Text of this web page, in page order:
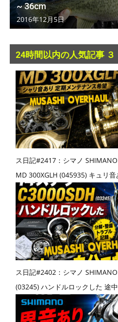
~ 36cm
2016年12月5日
24時間以内の人気記事 ３
ス日記#2417：シマノ
MD 300XGLH (045935) キュリ
ス日記#2402：シマノ
(03245) ハンドルロックした 途